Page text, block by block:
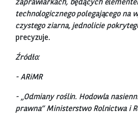
zaprawiarkach, będących
technologicznego polegającego na
czystego ziarna, jednolicie
precyzuje.
Źródło:
- ARiMR
- „Odmiany roślin. Hodowla
prawna” Ministerstwo Rolnictwa i